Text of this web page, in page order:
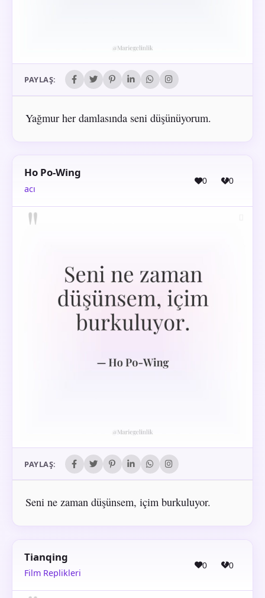
PAYLAŞ:
Yağmur her damlasında seni düşünüyorum.
Ho Po-Wing
acı
0 0
PAYLAŞ:
Seni ne zaman düşünsem, içim burkuluyor.
Tianqing
Film Replikleri
0 0